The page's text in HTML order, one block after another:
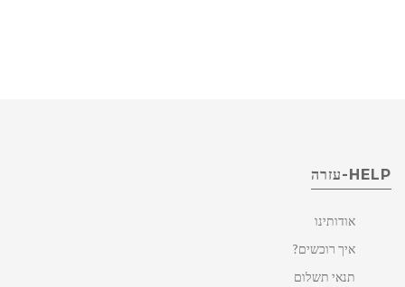
HELP-עזרה
אודותינו
איך רוכשים?
תנאי תשלום